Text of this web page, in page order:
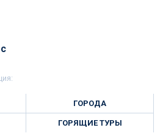
ГОРОДА
ГОРЯЩИЕ ТУРЫ